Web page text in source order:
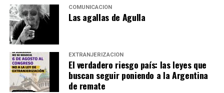
COMUNICACIÓN
Las agallas de Agulla
EXTRANJERIZACIÓN
El verdadero riesgo país: las leyes que
buscan seguir poniendo a la Argentina
de remate